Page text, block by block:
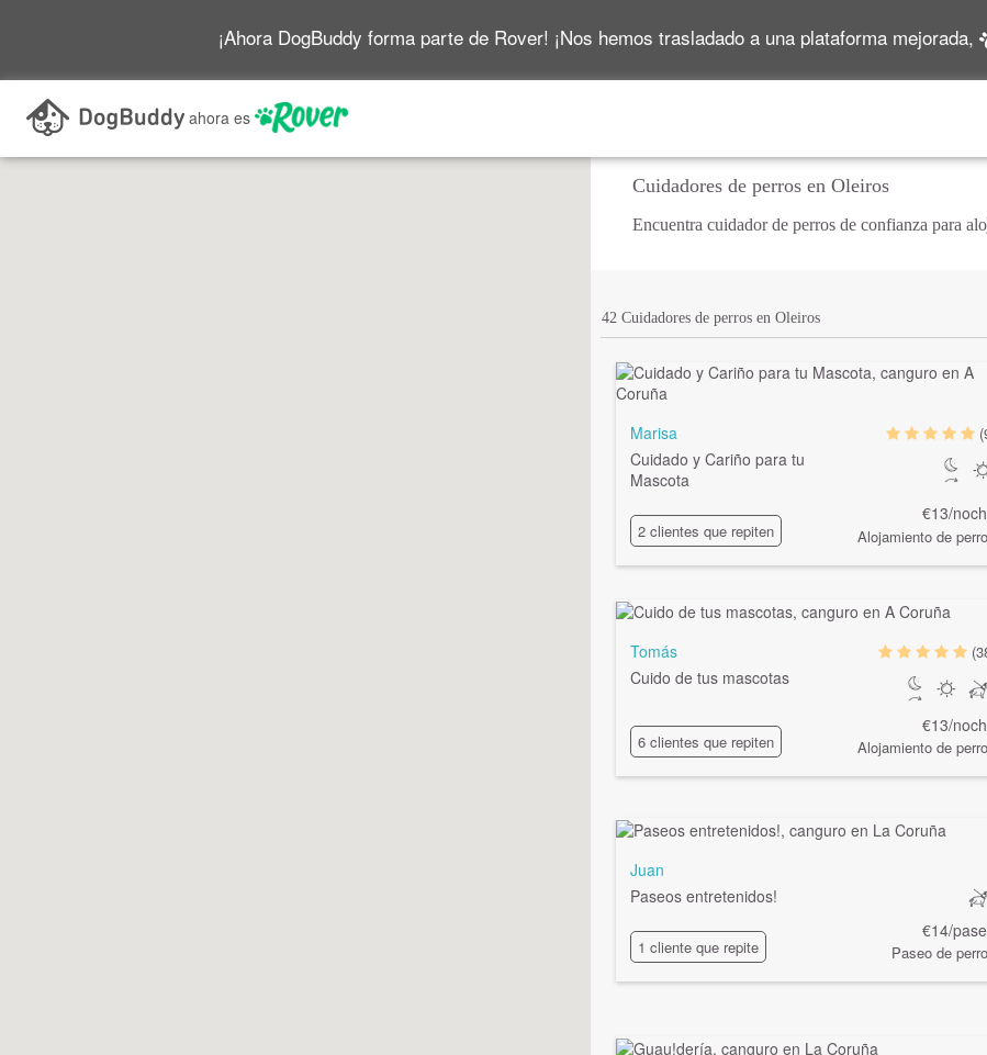
¡Ahora DogBuddy forma parte de Rover! ¡Nos hemos trasladado a una plataforma mejorada,
ahora es
Buscar mientras me desplazo por el mapa
Cuidadores de perros en Oleiros
Encuentra cuidador de perros de confianza para
42 Cuidadores de perros en Oleiros
Marisa
Cuidado y Cariño para tu
Mascota
2 clientes que repiten
€13/
Alojamiento de
Tomás
Cuido de tus mascotas
6 clientes que repiten
€13/
Alojamiento de
Juan
Paseos entretenidos!
1 cliente que repite
€14/
Paseo de